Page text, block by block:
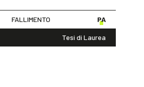
FALLIMENTO PA
Tesi di Laurea